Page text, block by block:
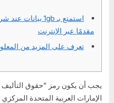
مقدمًا عبر الإنترنت
تعرف على المزيد من
يجب أن يكون رمز “حقوق